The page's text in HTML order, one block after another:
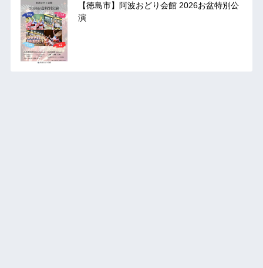
【徳島市】阿波おどり会館 2026お盆特別公
演